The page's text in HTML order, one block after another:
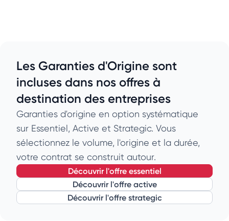
Les Garanties d'Origine sont
incluses dans nos offres à
destination des entreprises
Garanties d'origine en option systématique
sur Essentiel, Active et Strategic. Vous
sélectionnez le volume, l'origine et la durée,
votre contrat se construit autour.
découvrir l'offre essentiel
découvrir l'offre active
découvrir l'offre strategic